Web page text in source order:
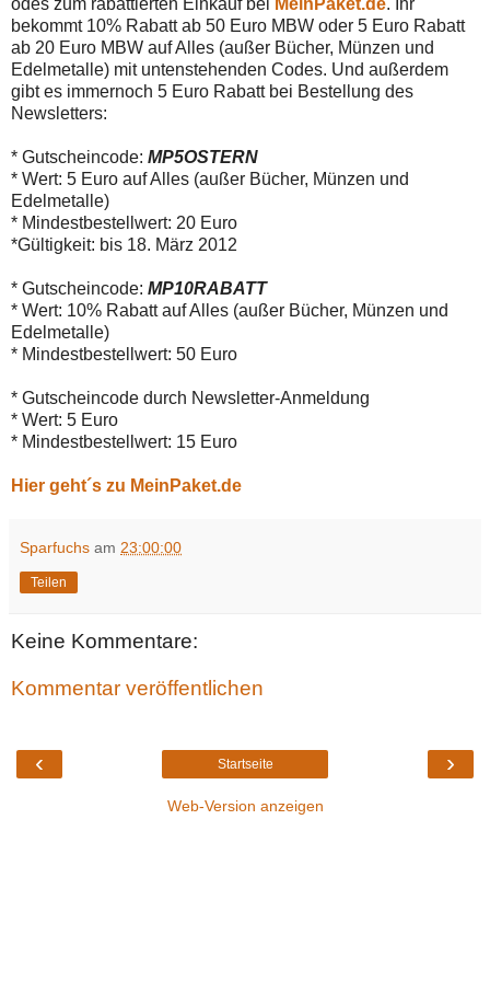
bekommt 10% Rabatt ab 50 Euro MBW oder 5 Euro Rabatt
ab 20 Euro MBW auf Alles (außer Bücher, Münzen und
Edelmetalle) mit untenstehenden Codes. Und außerdem
gibt es immernoch 5 Euro Rabatt bei Bestellung des
Newsletters:
* Gutscheincode: MP5OSTERN
* Wert: 5 Euro auf Alles (außer Bücher, Münzen und
Edelmetalle)
* Mindestbestellwert: 20 Euro
*Gültigkeit: bis 18. März 2012
* Gutscheincode: MP10RABATT
* Wert: 10% Rabatt auf Alles (außer Bücher, Münzen und
Edelmetalle)
* Mindestbestellwert: 50 Euro
* Gutscheincode durch Newsletter-Anmeldung
* Wert: 5 Euro
* Mindestbestellwert: 15 Euro
Hier geht´s zu MeinPaket.de
Sparfuchs am 23:00:00
Teilen
Keine Kommentare:
Kommentar veröffentlichen
‹ ›
Startseite
Web-Version anzeigen